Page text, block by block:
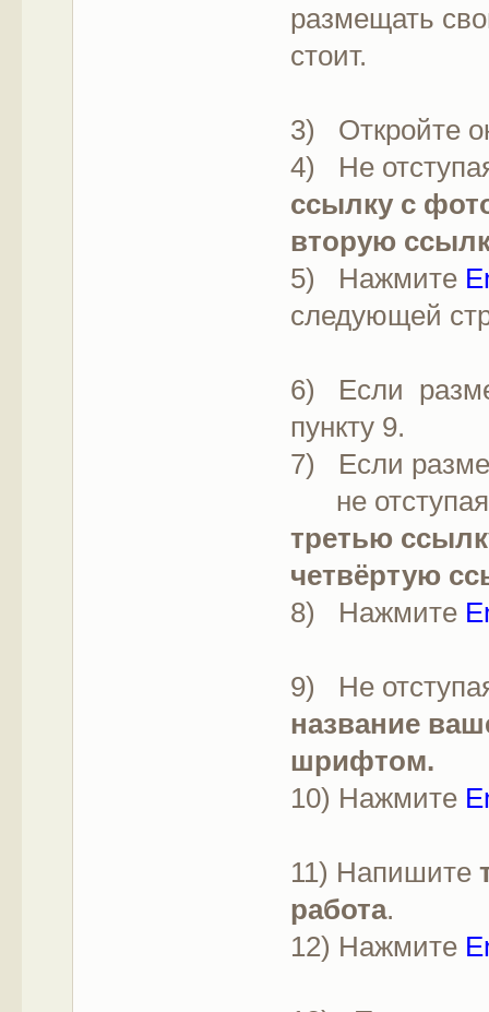
размещать
стоит.
3) Откройте
4) Не
ссылку с
вторую
5) Нажмите
следующей
6) Если
пункту 9.
7) Если
не отступая
третью
четвёртую
8) Нажмите
9) Не
название
шрифтом.
10) Нажмите
11) Напишите
работа.
12) Нажмите